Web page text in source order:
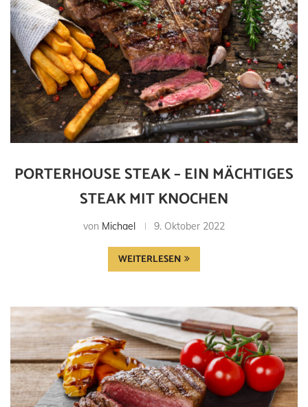
PORTERHOUSE STEAK – EIN MÄCHTIGES
STEAK MIT KNOCHEN
von Michael 9. Oktober 2022
WEITERLESEN